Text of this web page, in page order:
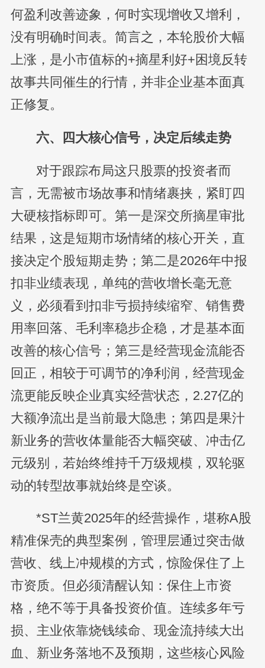
何盈利改善迹象，何时实现增收又增利，
没有明确时间表。简言之，本轮股价大幅
上涨，是小市值标的+摘星利好+困境反转
故事共同催生的行情，并非企业基本面真
正修复。
六、四大核心信号，决定后续走势
对于跟踪布局这只股票的投资者而
言，无需被市场故事和情绪裹挟，紧盯四
大硬核指标即可。第一是深交所摘星审批
结果，这是短期市场情绪的核心开关，直
接决定个股短期走势；第二是2026年中报
扣非业绩表现，单纯的营收增长毫无意
义，必须看到扣非亏损持续缩窄、销售费
用率回落、毛利率稳步企稳，才是基本面
改善的核心信号；第三是经营现金流能否
回正，相较于可调节的净利润，经营现金
流更能反映企业真实经营状态，2.27亿的
大额净流出是当前最大隐患；第四是果汁
新业务的营收体量能否大幅突破、冲击亿
元级别，若始终维持千万级规模，双轮驱
动的转型故事就始终是空谈。
*ST兰黄2025年的经营操作，堪称A股
精准保壳的典型案例，管理层通过突击做
营收、线上冲规模的方式，惊险保住了上
市资质。但必须清醒认知：保住上市资
格，绝不等于具备投资价值。连续多年亏
损、主业依靠烧钱续命、现金流持续大出
血、新业务落地不及预期，这些核心风险